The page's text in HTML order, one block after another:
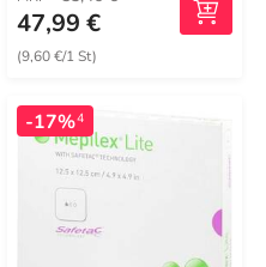
47,99 €
(9,60 €/1 St)
-17%4